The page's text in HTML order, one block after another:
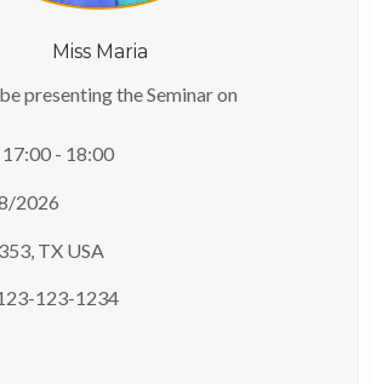
Miss Maria
presenting the Seminar on
17:00 - 18:00
2026
353, TX USA
123-1234